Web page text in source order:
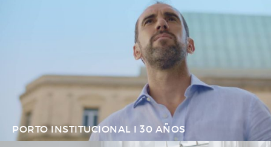
PORTO INSTITUCIONAL I 30 AÑOS